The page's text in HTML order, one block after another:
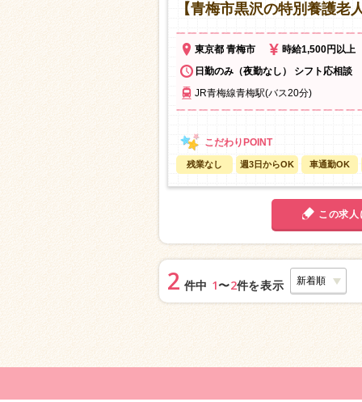
【青梅市黒沢の特別養護
東京都 青梅市 時給1,500円以上
日勤のみ（夜勤なし） シフト応相談
JR青梅線青梅駅(バス20分)
残業なし 週3日からOK 車通勤OK
この求人
2 件中 1〜2件を表示